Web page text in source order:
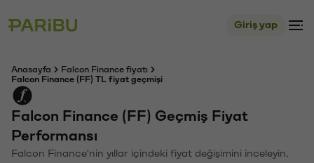
Giriş yap
Anasayfa
Falcon Finance fiyatı
Falcon Finance (FF) TL fiyat geçmişi
Falcon Finance (FF) Geçmiş Fiyat
Performansı
Falcon Finance'nin yıllar içindeki fiyat değişimini inceleyin.